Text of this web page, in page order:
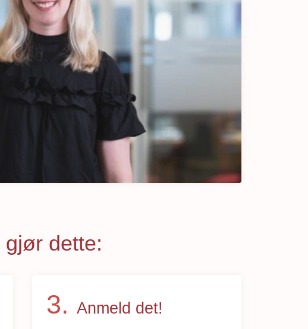
dette:
Anmeld det!